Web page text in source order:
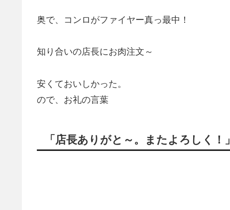
奥で、コンロがファイヤー真っ最中！
知り合いの店長にお肉注文～
安くておいしかった。
ので、お礼の言葉
「店長ありがと～。またよろしく！」